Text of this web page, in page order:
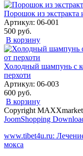
Порошок из экстракта
Артикул: 06-001
500 руб.
В корзину
Холодный шампунь с
перхоти
Артикул: 06-003
600 руб.
В корзину
Copyright
JoomShopping
www.tibet4u.ru:
мокса